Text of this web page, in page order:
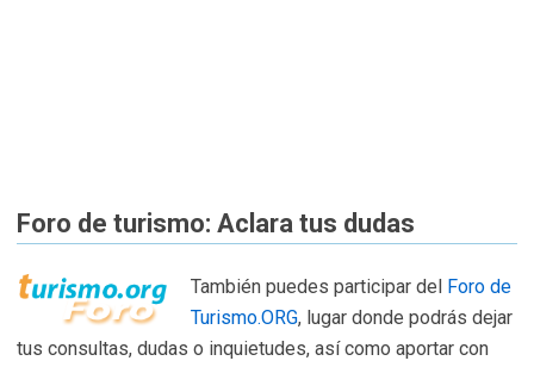
Foro de turismo: Aclara tus dudas
También puedes participar del Foro de
Turismo.ORG, lugar donde podrás dejar
tus consultas, dudas o inquietudes, así como aportar con